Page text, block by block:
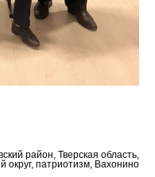
район, Тверская область,
округ, патриотизм, Вахонино